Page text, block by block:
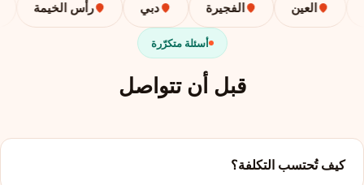
العين الفجيرة دبي رأس الخيمة
أسئلة متكرّرة
قبل أن تتواصل
كيف تُحتسب التكلفة؟